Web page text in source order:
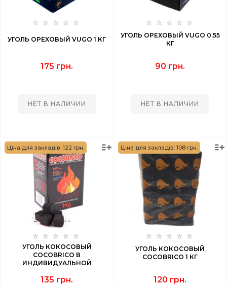
УГОЛЬ ОРЕХОВЫЙ VUGO 1 КГ
175 грн.
НЕТ В НАЛИЧИИ
УГОЛЬ ОРЕХОВЫЙ VUGO 0.55
КГ
90 грн.
НЕТ В НАЛИЧИИ
Ціна для закладів: 122 грн.
УГОЛЬ КОКОСОВЫЙ
СOCOBRICO В
ИНДИВИДУАЛЬНОЙ
135 грн.
Ціна для закладів: 108 грн.
УГОЛЬ КОКОСОВЫЙ
СOCOBRICO 1 КГ
120 грн.